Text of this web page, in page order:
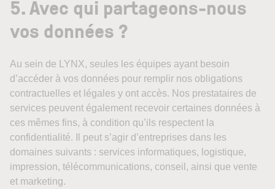
5. Avec qui partageons-nous
vos données ?
Au sein de LYNX, seules les équipes ayant besoin
d’accéder à vos données pour remplir nos obligations
contractuelles et légales y ont accès. Nos prestataires de
services peuvent également recevoir certaines données à
ces mêmes fins, à condition qu’ils respectent la
confidentialité. Il peut s’agir d’entreprises dans les
domaines suivants : services informatiques, logistique,
impression, télécommunications, conseil, ainsi que vente
et marketing.